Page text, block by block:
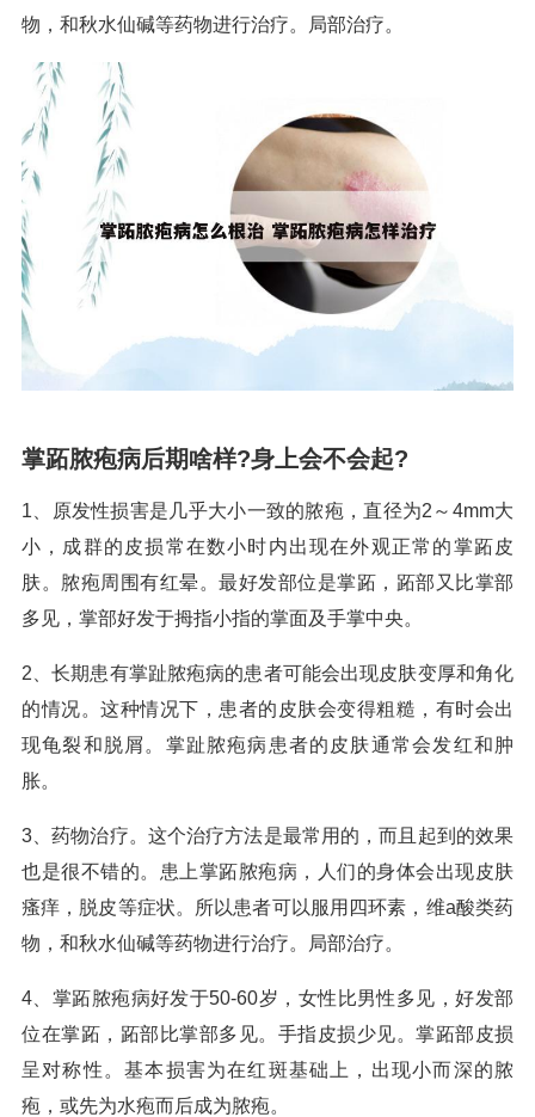
物，和秋水仙碱等药物进行治疗。局部治疗。
掌跖脓疱病后期啥样?身上会不会起?
1、原发性损害是几乎大小一致的脓疱，直径为2～4mm大
小，成群的皮损常在数小时内出现在外观正常的掌跖皮
肤。脓疱周围有红晕。最好发部位是掌跖，跖部又比掌部
多见，掌部好发于拇指小指的掌面及手掌中央。
2、长期患有掌趾脓疱病的患者可能会出现皮肤变厚和角化
的情况。这种情况下，患者的皮肤会变得粗糙，有时会出
现龟裂和脱屑。掌趾脓疱病患者的皮肤通常会发红和肿
胀。
3、药物治疗。这个治疗方法是最常用的，而且起到的效果
也是很不错的。患上掌跖脓疱病，人们的身体会出现皮肤
瘙痒，脱皮等症状。所以患者可以服用四环素，维a酸类药
物，和秋水仙碱等药物进行治疗。局部治疗。
4、掌跖脓疱病好发于50-60岁，女性比男性多见，好发部
位在掌跖，跖部比掌部多见。手指皮损少见。掌跖部皮损
呈对称性。基本损害为在红斑基础上，出现小而深的脓
疱，或先为水疱而后成为脓疱。